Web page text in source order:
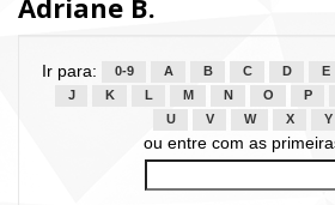
Adriane B.
Ir para: 0-9 A B C D E
J
K L M N O P
U
V W X Y
ou entre com as